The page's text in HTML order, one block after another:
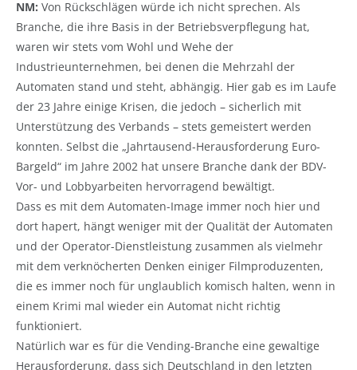
NM: Von Rückschlägen würde ich nicht sprechen. Als
Branche, die ihre Basis in der Betriebsverpflegung hat,
waren wir stets vom Wohl und Wehe der
Industrieunternehmen, bei denen die Mehrzahl der
Automaten stand und steht, abhängig. Hier gab es im Laufe
der 23 Jahre einige Krisen, die jedoch – sicherlich mit
Unterstützung des Verbands – stets gemeistert werden
konnten. Selbst die „Jahrtausend-Herausforderung Euro-
Bargeld“ im Jahre 2002 hat unsere Branche dank der BDV-
Vor- und Lobbyarbeiten hervorragend bewältigt.
Dass es mit dem Automaten-Image immer noch hier und
dort hapert, hängt weniger mit der Qualität der Automaten
und der Operator-Dienstleistung zusammen als vielmehr
mit dem verknöcherten Denken einiger Filmproduzenten,
die es immer noch für unglaublich komisch halten, wenn in
einem Krimi mal wieder ein Automat nicht richtig
funktioniert.
Natürlich war es für die Vending-Branche eine gewaltige
Herausforderung, dass sich Deutschland in den letzten